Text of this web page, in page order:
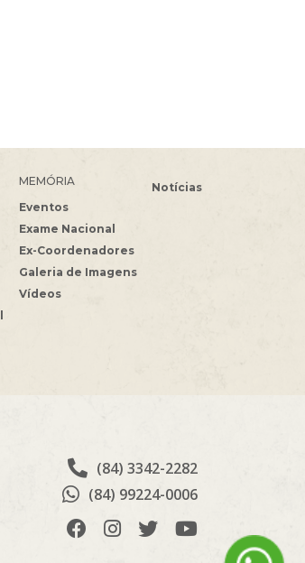
MEMÓRIA
Eventos
Exame Nacional
Ex-Coordenadores
Galeria de Imagens
Vídeos
Notícias
(84) 3342-2282
(84) 99224-0006